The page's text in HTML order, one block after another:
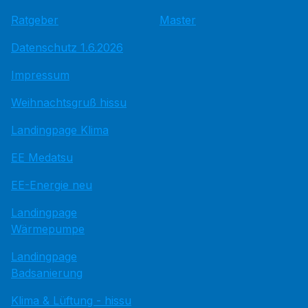
Ratgeber
Datenschutz 1.6.2026
Impressum
Weihnachtsgruß hissu
Landingpage Klima
EE Medatsu
EE-Energie neu
Landingpage
Wärmepumpe
Landingpage
Badsanierung
Klima & Lüftung - hissu
Master